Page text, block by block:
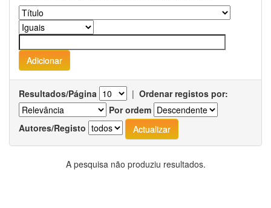
Resultados/Página | Ordenar registos por:
Por ordem
Autores/Registo
A pesquisa não produziu resultados.